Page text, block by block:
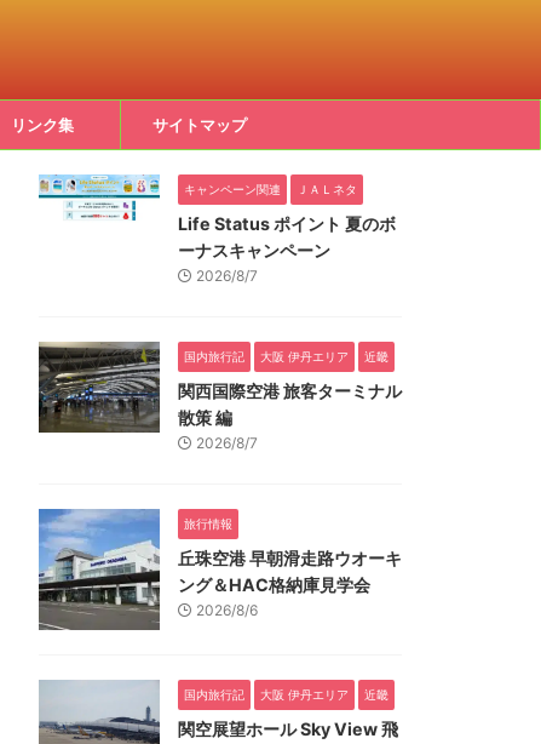
リンク集 サイトマップ
キャンペーン関連 ＪＡＬネタ
Life Status ポイント 夏のボ
ーナスキャンペーン
2026/8/7
国内旅行記 大阪 伊丹エリア 近畿
関西国際空港 旅客ターミナル
散策 編
2026/8/7
旅行情報
丘珠空港 早朝滑走路ウオーキ
ング＆HAC格納庫見学会
2026/8/6
国内旅行記 大阪 伊丹エリア 近畿
関空展望ホール Sky View 飛